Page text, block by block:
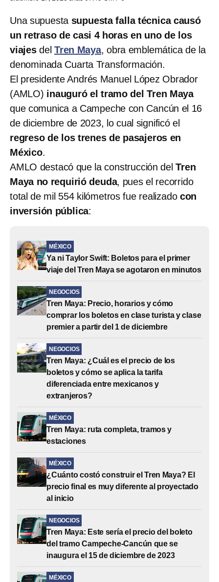
Una supuesta supuesta falla técnica causó
un retraso de casi 4 horas en uno de los
viajesdelTren Maya, obra emblemática de la
denominada Cuarta Transformación.
El presidente Andrés Manuel López Obrador
(AMLO) inauguró el tramo del Tren Maya
que comunica a Campeche con Cancún el 16
de diciembre de 2023, lo cual significó el
regreso de los trenes de pasajeros en
México.
AMLO destacó que la construcción delTren
Maya no requirió deuda, pues el recorrido
total de mil 554 kilómetros fue realizado con
inversión pública:
MÉXICO
Ya ni Taylor Swift: Boletos para el primer
viaje del Tren Maya se agotaron en minutos
NEGOCIOS
Tren Maya: Precio, horarios y cómo
comprar los boletos en clase turista y clase
premier a partir del 1 de diciembre
NEGOCIOS
Tren Maya: ¿Cuál es el precio de los
boletos y cómo se aplica la tarifa
diferenciada entre mexicanos y
extranjeros?
MÉXICO
Tren Maya: ruta completa, tramos y
estaciones
MÉXICO
¿Cuánto costó construir el Tren Maya? El
precio final es muy diferente al proyectado
al inicio
NEGOCIOS
Tren Maya: Este sería el precio del boleto
del tramo Campeche-Cancún que se
inaugura el 15 de diciembre de 2023
MÉXICO